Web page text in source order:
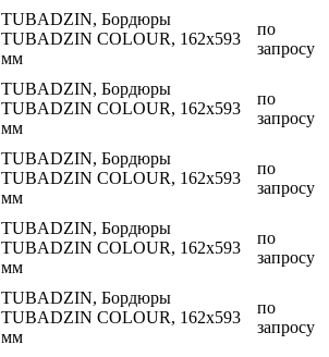
TUBADZIN, Бордюры
TUBADZIN COLOUR, 162x593
мм
по
запросу
TUBADZIN, Бордюры
TUBADZIN COLOUR, 162x593
мм
по
запросу
TUBADZIN, Бордюры
TUBADZIN COLOUR, 162x593
мм
по
запросу
TUBADZIN, Бордюры
TUBADZIN COLOUR, 162x593
мм
по
запросу
TUBADZIN, Бордюры
TUBADZIN COLOUR, 162x593
мм
по
запросу